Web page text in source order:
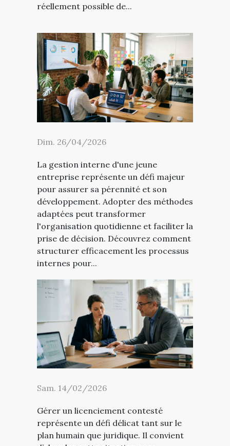
réellement possible de...
Dim. 26/04/2026
La gestion interne d'une jeune
entreprise représente un défi majeur
pour assurer sa pérennité et son
développement. Adopter des méthodes
adaptées peut transformer
l'organisation quotidienne et faciliter la
prise de décision. Découvrez comment
structurer efficacement les processus
internes pour...
Sam. 14/02/2026
Gérer un licenciement contesté
représente un défi délicat tant sur le
plan humain que juridique. Il convient